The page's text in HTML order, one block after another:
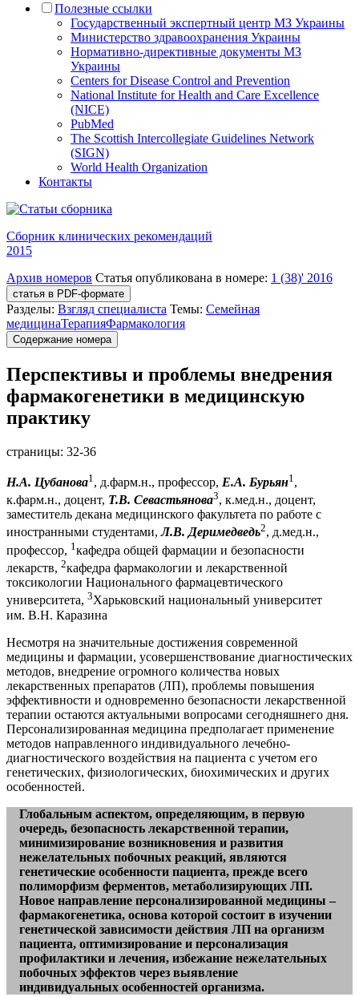
Полезные ссылки
Государственный экспертный центр МЗ Украины
Министерство здравоохранения Украины
Нормативно-директивные документы МЗ
Украины
Centers for Disease Control and Prevention
National Institute for Health and Care Excellence
(NICE)
PubMed
The Scottish Intercollegiate Guidelines Network
(SIGN)
World Health Organization
Контакты
Сборник клинических рекомендаций
2015
Архив номеров Статья опубликована в номере: 1 (38)' 2016
статья в PDF-формате
Разделы: Взгляд специалиста Темы: Семейная
медицинаТерапияФармакология
Содержание номера
Перспективы и проблемы внедрения
фармакогенетики в медицинскую
практику
страницы: 32-36
Н.А. Цубанова1 , д.фарм.н., профессор, Е.А. Бурьян1 ,
к.фарм.н., доцент, Т.В. Севастьянова3, к.мед.н., доцент,
заместитель декана медицинского факультета по работе с
иностранными студентами,Л.В. Деримедведь2, д.мед.н.,
профессор, 1 кафедра общей фармации и безопасности
лекарств, 2кафедра фармакологии и лекарственной
токсикологии Национального фармацевтического
университета, 3Харьковский национальный университет
им. В.Н. Каразина
Несмотря на значительные достижения современной
медицины и фармации, усовершенствование диагностических
методов, внедрение огромного количества новых
лекарственных препаратов (ЛП), проблемы повышения
эффективности и одновременно безопасности лекарственной
терапии остаются актуальными вопросами сегодняшнего дня.
Персонализированная медицина предполагает применение
методов направленного индивидуального лечебно-
диагностического воздействия на пациента с учетом его
генетических, физиологических, биохимических и других
особенностей.
Глобальным аспектом, определяющим, в первую
очередь, безопасность лекарственной терапии,
минимизирование возникновения и развития
нежелательных побочных реакций, являются
генетические особенности пациента, прежде всего
полиморфизм ферментов, метаболизирующих ЛП.
Новое направление персонализированной медицины –
фармакогенетика, основа которой состоит в изучении
генетической зависимости действия ЛП на организм
пациента, оптимизирование и персонализация
профилактики и лечения, избежание нежелательных
побочных эффектов через выявление
индивидуальных особенностей организма.